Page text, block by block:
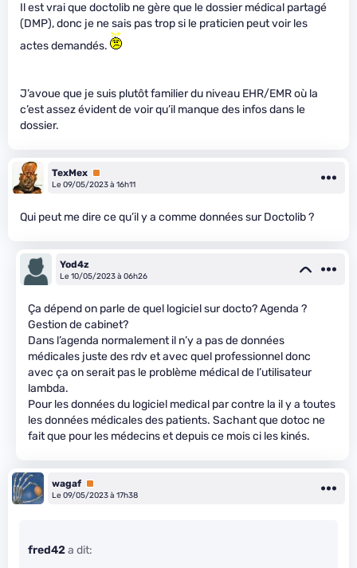
Il est vrai que doctolib ne gère que le dossier médical partagé
(DMP), donc je ne sais pas trop si le praticien peut voir les
actes demandés.
J’avoue que je suis plutôt familier du niveau EHR/EMR où la
c’est assez évident de voir qu’il manque des infos dans le
dossier.
TexMex Premium
Le 09/05/2023 à 16h11
Qui peut me dire ce qu’il y a comme données sur Doctolib ?
Yod4z
Le 10/05/2023 à 06h26
Ça dépend on parle de quel logiciel sur docto? Agenda ?
Gestion de cabinet?
Dans l’agenda normalement il n’y a pas de données
médicales juste des rdv et avec quel professionnel donc
avec ça on serait pas le problème médical de l’utilisateur
lambda.
Pour les données du logiciel medical par contre la il y a toutes
les données médicales des patients. Sachant que dotoc ne
fait que pour les médecins et depuis ce mois ci les kinés.
wagaf Premium
Le 09/05/2023 à 17h38
fred42a dit: